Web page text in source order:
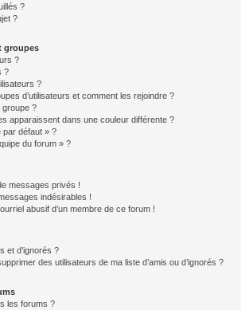
?
?
groupes
?
?
?
d’utilisateurs et comment les rejoindre ?
groupe ?
apparaissent dans une couleur différente ?
par défaut » ?
du forum » ?
messages privés !
indésirables !
abusif d’un membre de ce forum !
et d’ignorés ?
des utilisateurs de ma liste d’amis ou d’ignorés ?
les forums ?